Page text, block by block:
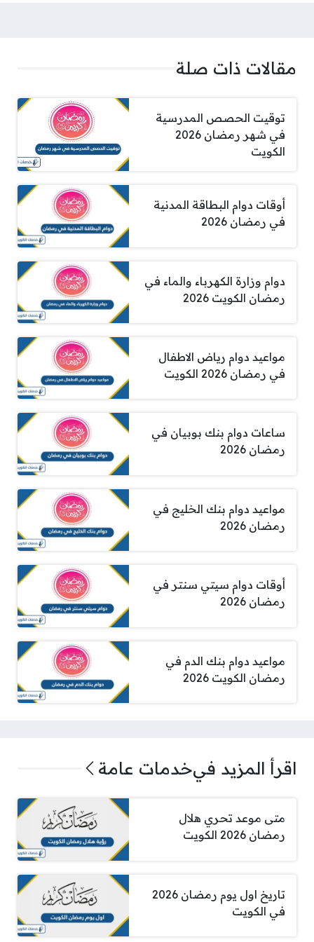
مقالات ذات صلة
توقيت الحصص المدرسية
في شهر رمضان 2026
الكويت
أوقات دوام البطاقة المدنية
في رمضان 2026
دوام وزارة الكهرباء والماء في
رمضان الكويت 2026
مواعيد دوام رياض الاطفال
في رمضان 2026 الكويت
ساعات دوام بنك بوبيان في
رمضان 2026
مواعيد دوام بنك الخليج في
رمضان 2026
أوقات دوام سيتي سنتر في
رمضان 2026
مواعيد دوام بنك الدم في
رمضان الكويت 2026
اقرأ المزيد فيخدمات عامة
متى موعد تحري هلال
رمضان 2026 الكويت
تاريخ اول يوم رمضان 2026
في الكويت